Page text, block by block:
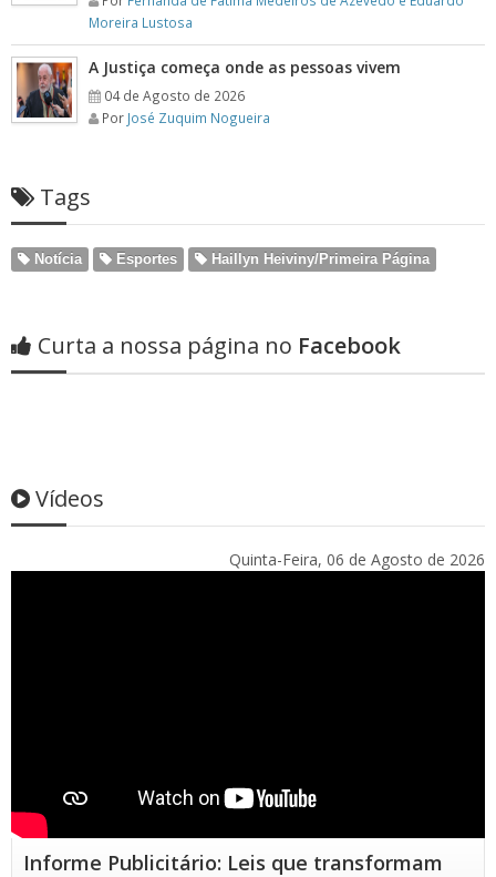
Moreira Lustosa
A Justiça começa onde as pessoas vivem
04 de Agosto de 2026
Por José Zuquim Nogueira
Tags
Notícia Esportes Haillyn Heiviny/Primeira Página
Curta a nossa página no Facebook
Vídeos
Quinta-Feira, 06 de Agosto de 2026
Informe Publicitário: Leis que transformam